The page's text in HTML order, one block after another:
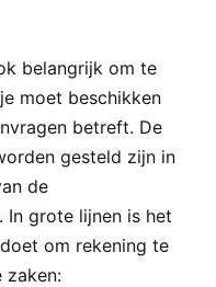
belangrijk om te
moet beschikken
betreft. De
gesteld zijn in
de
grote lijnen is het
om rekening te
zaken: